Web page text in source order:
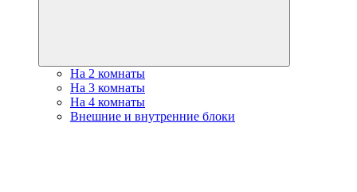
На 2 комнаты
На 3 комнаты
На 4 комнаты
Внешние и внутренние блоки